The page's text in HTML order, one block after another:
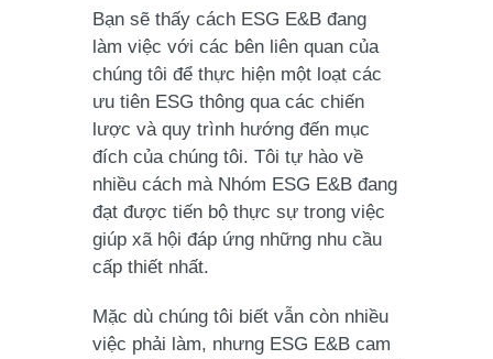
Bạn sẽ thấy cách ESG E&B đang
làm việc với các bên liên quan của
chúng tôi để thực hiện một loạt các
ưu tiên ESG thông qua các chiến
lược và quy trình hướng đến mục
đích của chúng tôi. Tôi tự hào về
nhiều cách mà Nhóm ESG E&B đang
đạt được tiến bộ thực sự trong việc
giúp xã hội đáp ứng những nhu cầu
cấp thiết nhất.
Mặc dù chúng tôi biết vẫn còn nhiều
việc phải làm, nhưng ESG E&B cam